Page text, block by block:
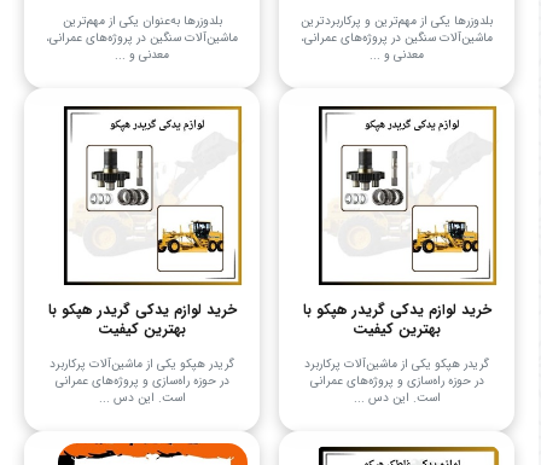
بلدوزرها یکی از مهم‌ترین و پرکاربردترین
ماشین‌آلات سنگین در پروژه‌های عمرانی،
معدنی و ...
بلدوزرها به‌عنوان یکی از مهم‌ترین
ماشین‌آلات سنگین در پروژه‌های عمرانی،
معدنی و ...
خرید لوازم یدکی گریدر هپکو با
بهترین کیفیت
گریدر هپکو یکی از ماشین‌آلات پرکاربرد
در حوزه راه‌سازی و پروژه‌های عمرانی
است. این دس ...
خرید لوازم یدکی گریدر هپکو با
بهترین کیفیت
گریدر هپکو یکی از ماشین‌آلات پرکاربرد
در حوزه راه‌سازی و پروژه‌های عمرانی
است. این دس ...